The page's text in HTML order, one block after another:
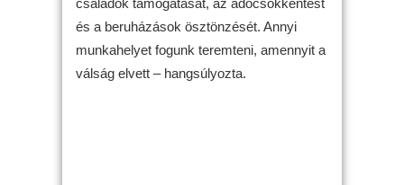
és a beruházások ösztönzését. Annyi
munkahelyet fogunk teremteni, amennyit a
válság elvett – hangsúlyozta.